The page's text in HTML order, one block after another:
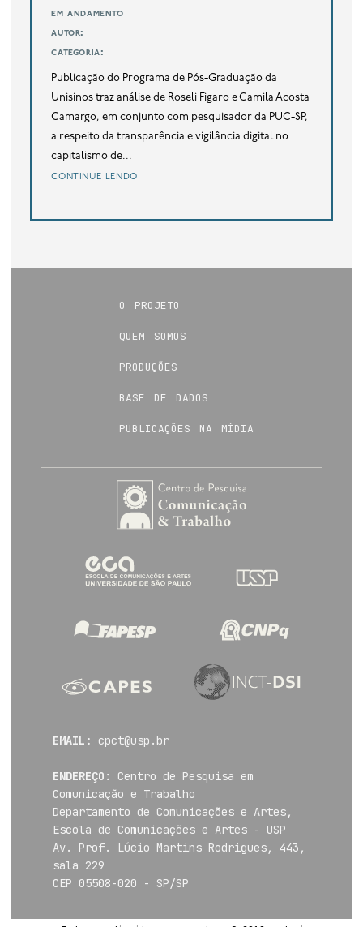
em andamento
autor:
categoria:
Publicação do Programa de Pós-Graduação da
Unisinos traz análise de Roseli Figaro e Camila Acosta
Camargo, em conjunto com pesquisador da PUC-SP,
a respeito da transparência e vigilância digital no
capitalismo de...
continue lendo
o projeto
quem somos
produções
base de dados
publicações na mídia
EMAIL: cpct@usp.br
ENDEREÇO:
Centro de Pesquisa em
Comunicação e Trabalho
Departamento de Comunicações e Artes,
Escola de Comunicações e Artes - USP
Av. Prof. Lúcio Martins Rodrigues, 443,
sala 229
CEP 05508-020 - SP/SP